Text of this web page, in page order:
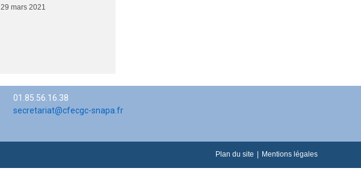
29 mars 2021
01.85.56.16.38
secretariat@cfecgc-snapa.fr
Plan du site Mentions légales